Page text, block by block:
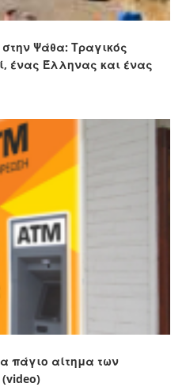
Ψάθα: Τραγικός
ένας Έλληνας και ένας
πάγιο αίτημα των